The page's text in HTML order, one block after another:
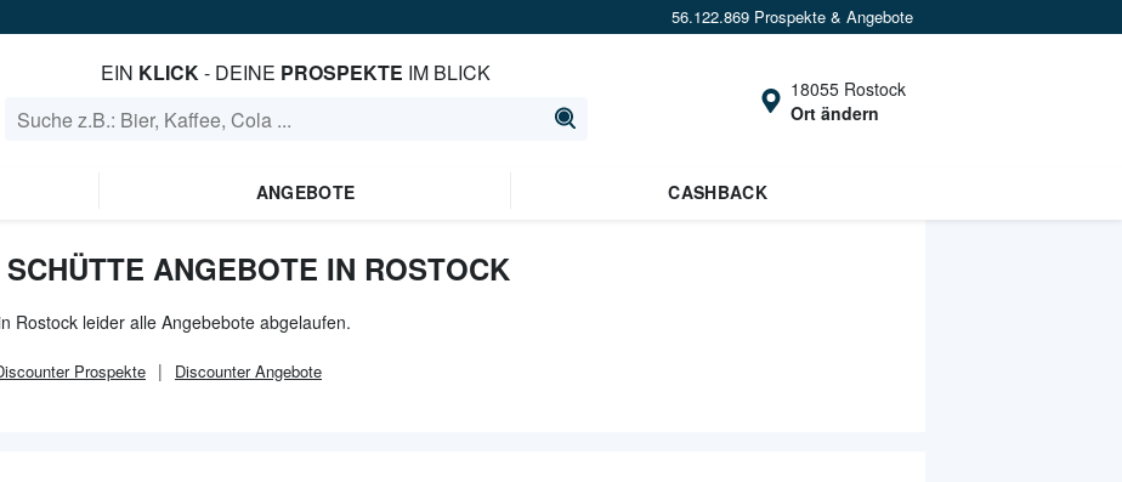
56.122.869 Prospekte & Angebote
EIN KLICK- DEINE PROSPEKTE IM BLICK
18055 Rostock
Ort ändern
ANGEBOTE CASHBACK
ANGEBOTE IN ROSTOCK
Rostock leider alle Angebebote abgelaufen.
Prospekte DiscounterAngebote